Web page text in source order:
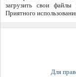
загрузить свои
Приятного
Для